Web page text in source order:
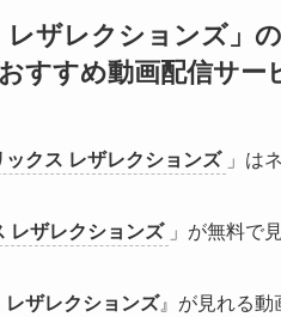
レザレクションズ」
すすめ動画配信サー
ックス レザレクションズ 」は
レザレクションズ 」が無料で
レザレクションズ』が見れる動